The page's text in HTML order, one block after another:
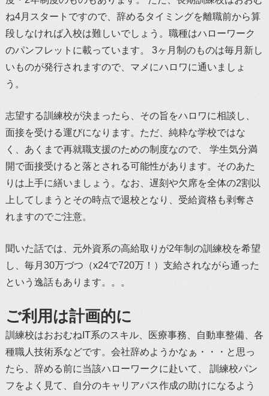
ね4月スタートですので、辞めるタイミングを離職前から算
段しなければ入校は難しいでしょう。職種はハローワーク
のパンフレットに載っています。 3ヶ月制のものは毎月新し
いものが発行されますので、マメにハロワに通いましょ
う。
志望する訓練校が決まったら、その旨をハロワに相談し、
面接を受ける運びになります。ただ、純粋な学校ではな
く、あくまで再就職支援のための制度なので、 学生気分満
開で面接受けると落とされる可能性があります。そのあた
りは上手に繕いましょう。なお、遅刻や欠席を全体の2割以
上してしまうとその時点で退校となり、受給資格も剥奪さ
れますのでご注意。
聞いた話では、元外資系の高給取りが2年制の訓練校を希望
し、毎月30万づつ（x24で720万！）支給されながら通った
という逸話もあります。。。
ご利用は計画的に
訓練校はおおむねIT系のスキル、医療事務、自動車整備、各
種職人技術系などです。会社辞めようかなぁ・・・と思っ
たら、辞める前に当該ハローワークに赴いて、 訓練校パン
フをよく見て、自分のキャリアパス作成の助けになるよう